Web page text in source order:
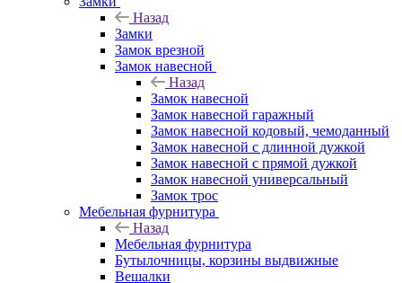
Назад
Замки
Замок врезной
Замок навесной
Назад
Замок навесной
Замок навесной гаражный
Замок навесной кодовый, чемоданный
Замок навесной с длинной дужкой
Замок навесной с прямой дужкой
Замок навесной универсальный
Замок трос
Мебельная фурнитура
Назад
Мебельная фурнитура
Бутылочницы, корзины выдвижные
Вешалки